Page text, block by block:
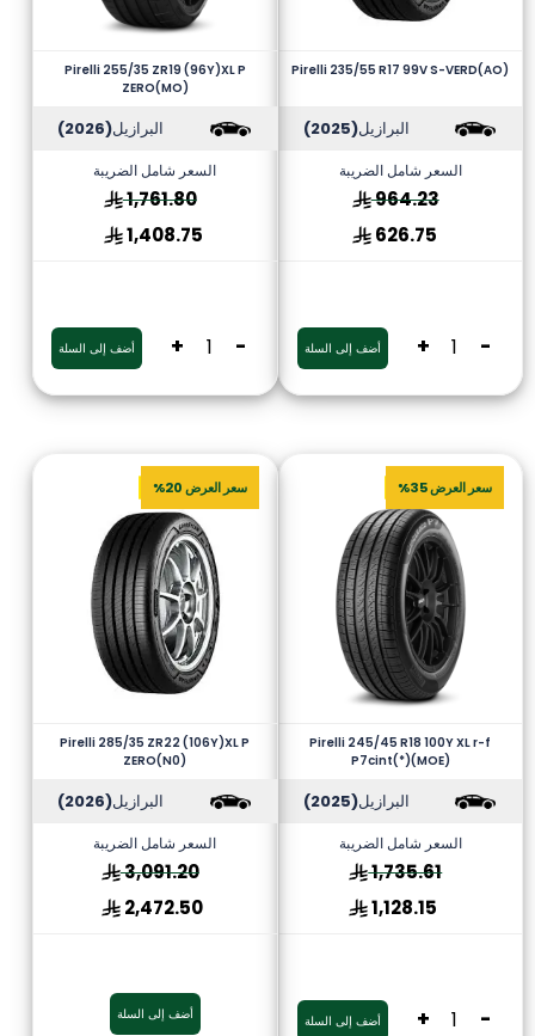
Pirelli 235/55 R17 99V S-VERD(AO)
البرازيل(2025)
السعر شامل الضريبة
964.23
626.75
-
+ أضف إلى السلة
Pirelli 255/35 ZR19 (96Y)XL P
ZERO(MO)
البرازيل(2026)
السعر شامل الضريبة
1,761.80
1,408.75
-
+ أضف إلى السلة
سعر العرض 35%
Pirelli 245/45 R18 100Y XL r-f
P7cint(*)(MOE)
البرازيل(2025)
السعر شامل الضريبة
1,735.61
1,128.15
-
+ أضف إلى السلة
سعر العرض 20%
Pirelli 285/35 ZR22 (106Y)XL P
ZERO(N0)
البرازيل(2026)
السعر شامل الضريبة
3,091.20
2,472.50
أضف إلى السلة